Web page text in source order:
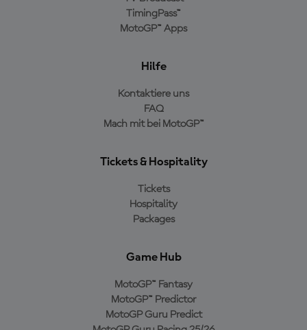
TimingPass™
MotoGP™ Apps
Hilfe
Kontaktiere uns
FAQ
Mach mit bei MotoGP™
Tickets & Hospitality
Tickets
Hospitality
Packages
Game Hub
MotoGP™ Fantasy
MotoGP™ Predictor
MotoGP Guru Predict